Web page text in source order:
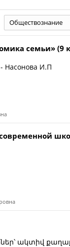
Обществознание
семьи» (9
Насонова И.П
ակտիվ